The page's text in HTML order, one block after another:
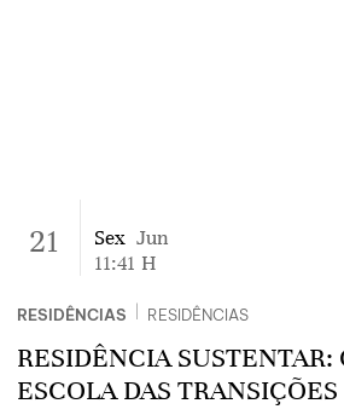
21 Sex Jun
11:41 H
RESIDÊNCIAS RESIDÊNCIAS
RESIDÊNCIA SUSTENTAR:
ESCOLA DAS TRANSIÇÕES